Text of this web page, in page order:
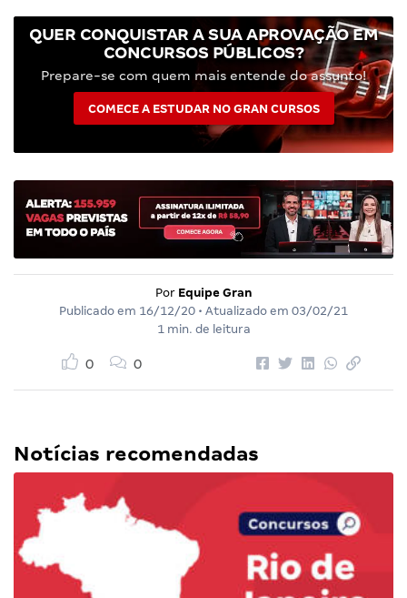
QUER CONQUISTAR A SUA APROVAÇÃO EM
CONCURSOS PÚBLICOS?
Prepare-se com quem mais entende do assunto!
COMECE A ESTUDAR NO GRAN CURSOS
Por Equipe Gran
Publicado em 16/12/20 • Atualizado em 03/02/21
1 min. de leitura
0 0
Notícias recomendadas